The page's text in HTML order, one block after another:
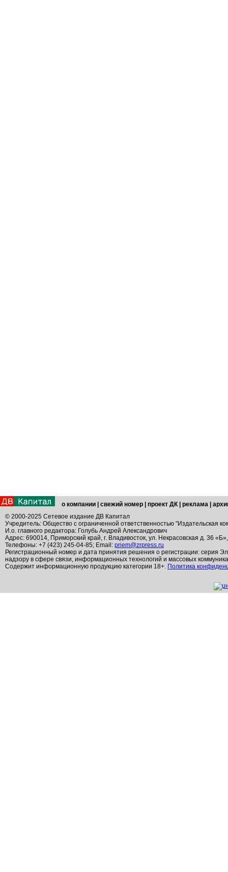
о компании свежий номер проект ДК реклама
© 2000-2025 Сетевое издание ДВ Капитал
Учредитель: Общество с ограниченной ответственностью "Издательская
И.о. главного редактора: Голубь Андрей Александрович
Адрес: 690014, Приморский край, г. Владивосток, ул. Некрасовская д. 36
Телефоны: +7 (423) 245-04-85; Email: priem@zrpress.ru
Регистрационный номер и дата принятия решения о регистрации: серия
надзору в сфере связи, информационных технологий и массовых
Содержит информационную продукцию категории 18+. Политика